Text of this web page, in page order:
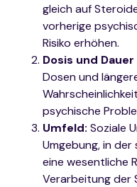
gleich auf
vorherige
Risiko erhöhen.
Dosis und
Dosen und
psychische
Umfeld: Soziale
Umgebung, in
eine wesentliche
Verarbeitung der